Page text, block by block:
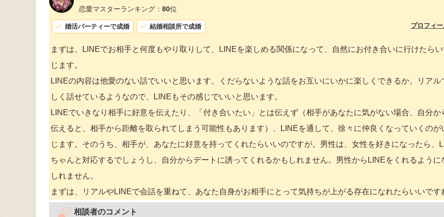
恋愛マスターランキング： 80位
婚活パーティーで成婚 結婚相談所で成婚 プロフィ
まずは、LINEでお相手と何度もやり取りして、LINEを楽しめる関係になって、自然にお付き合いに行けたら
じます。
LINEの内容は他愛のない話でいいと思います。くだらないような話をお互いにいかに楽しくできるか。リアル
しく話せているようなので、LINEもその感じでいいと思います。
LINEでいきなり相手に好意を伝えたり、「付き合いたい」とは伝えず（相手があなたに気がない場合、自分か
伝えると、相手から距離を取られてしまう可能性もあります）、LINEを通して、徐々に仲良くなっていくのが
じます。そのうち、相手が、あなたに好意を持ってくれたらいいのですが。男性は、女性を好きになったら、
ちゃんと対応するでしょうし、自分からデートに誘ってくれるかもしれません。男性からLINEをくれるように
しれません。
まずは、リアルやLINEで会話を重ねて、あなた自身がお相手にとって気持ちが上がる存在になれたらいいです
相談者のコメント